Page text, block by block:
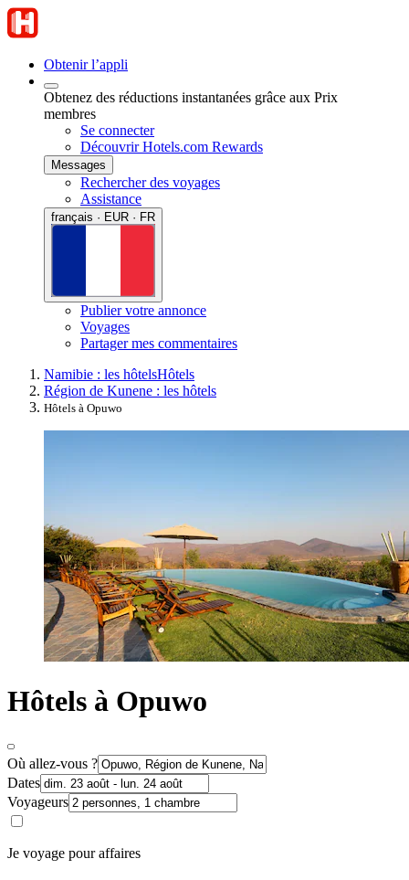
Obtenir l’appli
Obtenez des réductions instantanées grâce aux Prix
membres
Se connecter
Découvrir Hotels.com Rewards
Messages
Rechercher des voyages
Assistance
français · EUR · FR
Publier votre annonce
Voyages
Partager mes commentaires
Namibie : les hôtelsHôtels
Région de Kunene : les hôtels
Hôtels à Opuwo
Hôtels à Opuwo
Où allez-vous ?
Dates
Voyageurs
Je voyage pour affaires